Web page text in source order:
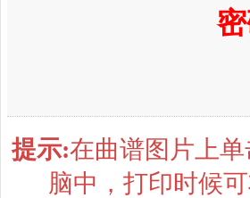
提示:在曲谱图片上
脑中，打印时候